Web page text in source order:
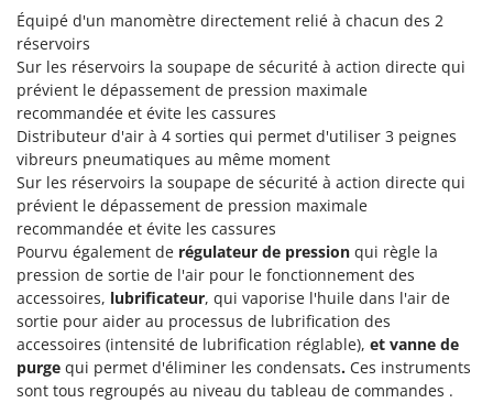
Reber
Redback
Resto Italia
Ribimex
Ripartrak
Ritter
River Systems
Robomow
Rossofuoco
Rover Pompe
Royal Food
Ryobi
Équipé d'un manomètre directement relié à chacun des 2
réservoirs
Sur les réservoirs la soupape de sécurité à action directe qui
prévient le dépassement de pression maximale
recommandée et évite les cassures
Distributeur d'air à 4 sorties qui permet d'utiliser 3 peignes
vibreurs pneumatiques au même moment
Sur les réservoirs la soupape de sécurité à action directe qui
prévient le dépassement de pression maximale
recommandée et évite les cassures
Pourvu également de régulateur de pression qui règle la
pression de sortie de l'air pour le fonctionnement des
accessoires, lubrificateur, qui vaporise l'huile dans l'air de
sortie pour aider au processus de lubrification des
accessoires (intensité de lubrification réglable), et vanne de
purge qui permet d'éliminer les condensats. Ces instruments
sont tous regroupés au niveau du tableau de commandes .